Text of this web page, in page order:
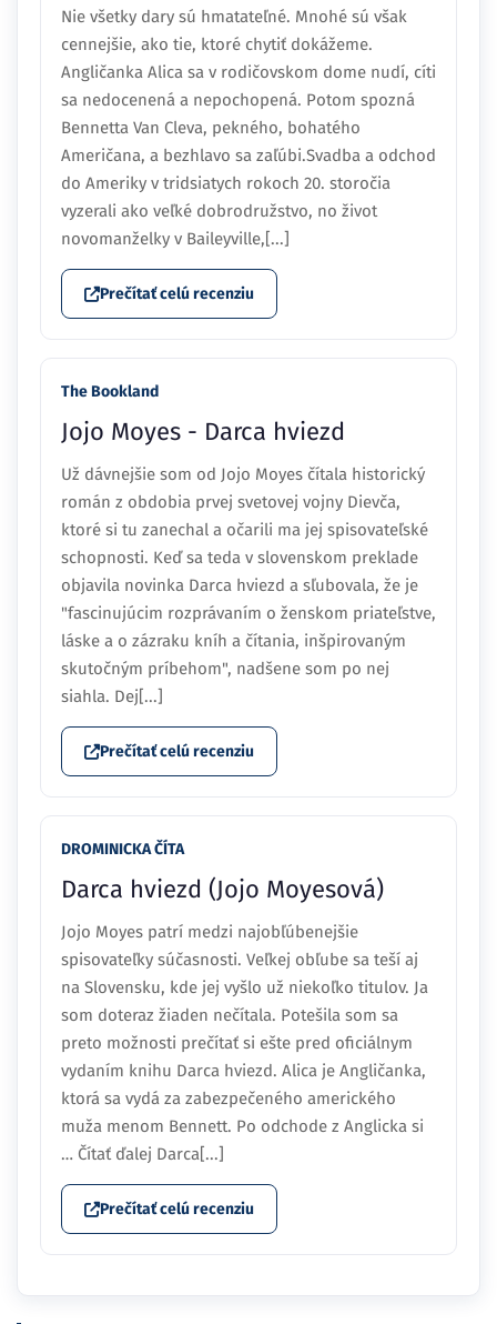
Nie všetky dary sú hmatateľné. Mnohé sú však
cennejšie, ako tie, ktoré chytiť dokážeme.
Angličanka Alica sa v rodičovskom dome nudí, cíti
sa nedocenená a nepochopená. Potom spozná
Bennetta Van Cleva, pekného, bohatého
Američana, a bezhlavo sa zaľúbi.Svadba a odchod
do Ameriky v tridsiatych rokoch 20. storočia
vyzerali ako veľké dobrodružstvo, no život
novomanželky v Baileyville,[...]
Prečítať celú recenziu
The Bookland
Jojo Moyes - Darca hviezd
Už dávnejšie som od Jojo Moyes čítala historický
román z obdobia prvej svetovej vojny Dievča,
ktoré si tu zanechal a očarili ma jej spisovateľské
schopnosti. Keď sa teda v slovenskom preklade
objavila novinka Darca hviezd a sľubovala, že je
"fascinujúcim rozprávaním o ženskom priateľstve,
láske a o zázraku kníh a čítania, inšpirovaným
skutočným príbehom", nadšene som po nej
siahla. Dej[...]
Prečítať celú recenziu
DROMINICKA ČÍTA
Darca hviezd (Jojo Moyesová)
Jojo Moyes patrí medzi najobľúbenejšie
spisovateľky súčasnosti. Veľkej obľube sa teší aj
na Slovensku, kde jej vyšlo už niekoľko titulov. Ja
som doteraz žiaden nečítala. Potešila som sa
preto možnosti prečítať si ešte pred oficiálnym
vydaním knihu Darca hviezd. Alica je Angličanka,
ktorá sa vydá za zabezpečeného amerického
muža menom Bennett. Po odchode z Anglicka si
… Čítať ďalej Darca[...]
Prečítať celú recenziu